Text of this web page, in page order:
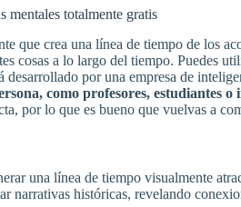
mentales totalmente gratis
que crea una línea de tiempo de los
cosas a lo largo del tiempo. Puedes
desarrollado por una empresa de
como profesores, estudiantes o
por lo que es bueno que vuelvas a
una línea de tiempo visualmente
narrativas históricas, revelando